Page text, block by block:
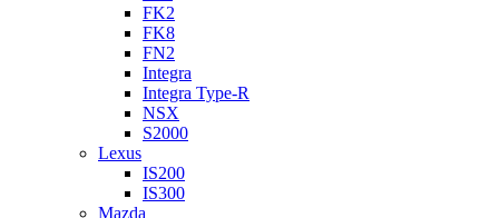
FK2
FK8
FN2
Integra
Integra Type-R
NSX
S2000
Lexus
IS200
IS300
Mazda